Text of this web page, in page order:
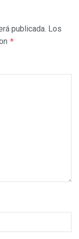
publicada. Los
*